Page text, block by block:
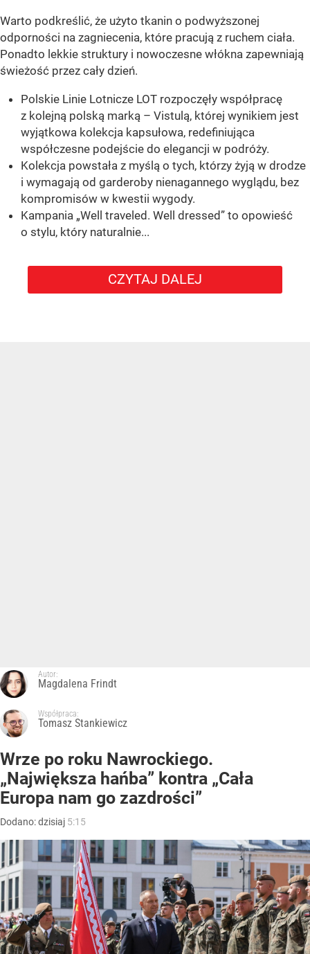
Warto podkreślić, że użyto tkanin o podwyższonej
odporności na zagniecenia, które pracują z ruchem ciała.
Ponadto lekkie struktury i nowoczesne włókna zapewniają
świeżość przez cały dzień.
Polskie Linie Lotnicze LOT rozpoczęły współpracę
z kolejną polską marką – Vistulą, której wynikiem jest
wyjątkowa kolekcja kapsułowa, redefiniująca
współczesne podejście do elegancji w podróży.
Kolekcja powstała z myślą o tych, którzy żyją w drodze
i wymagają od garderoby nienagannego wyglądu, bez
kompromisów w kwestii wygody.
Kampania „Well traveled. Well dressed” to opowieść
o stylu, który naturalnie...
CZYTAJ DALEJ
Autor:
Magdalena Frindt
Współpraca:
Tomasz Stankiewicz
Wrze po roku Nawrockiego.
„Największa hańba” kontra „Cała
Europa nam go zazdrości”
Dodano:dzisiaj 5:15